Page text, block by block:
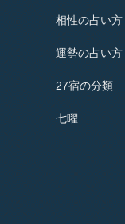
相性の占い方
運勢の占い方
27宿の分類
七曜